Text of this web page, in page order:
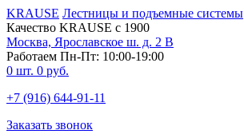
KRAUSE Лестницы и подъемные системы
Качество KRAUSE с 1900
Москва, Ярославское ш. д. 2 В
Работаем Пн-Пт: 10:00-19:00
0 шт. 0 руб.
+7 (916) 644-91-11
Заказать звонок